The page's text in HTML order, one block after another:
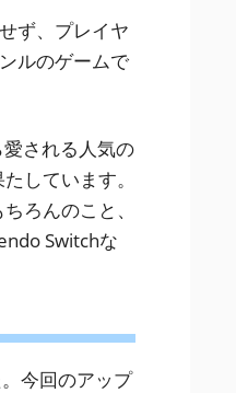
ず、プレイヤ
ルのゲームで
される人気の
しています。
ろんのこと、
Switchな
今回のアップ